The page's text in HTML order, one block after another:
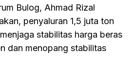
Bulog, Ahmad Rizal
penyaluran 1,5 juta ton
stabilitas harga beras
dan menopang stabilitas